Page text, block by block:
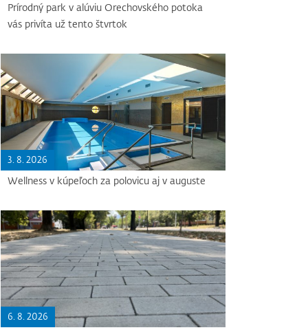
Prírodný park v alúviu Orechovského potoka
vás privíta už tento štvrtok
3. 8. 2026
Wellness v kúpeľoch za polovicu aj v auguste
6. 8. 2026